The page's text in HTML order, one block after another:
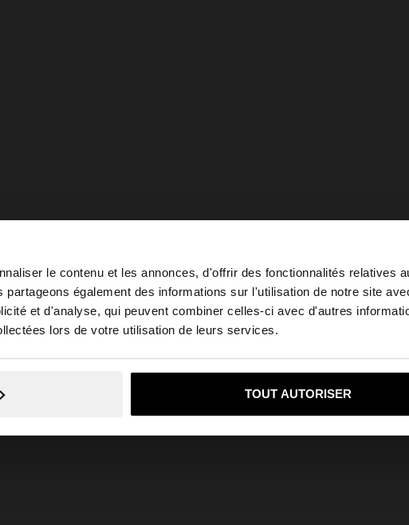
le contenu et les annonces, d'offrir des fonctionnalités relatives
également des informations sur l'utilisation de notre site
et d'analyse, qui peuvent combiner celles-ci avec d'autres
lors de votre utilisation de leurs services.
TOUT AUTORISER
Voulez-vous parcourir notre site au United States?
je souhaite rester sur France Oui, dirigez-moi vers United